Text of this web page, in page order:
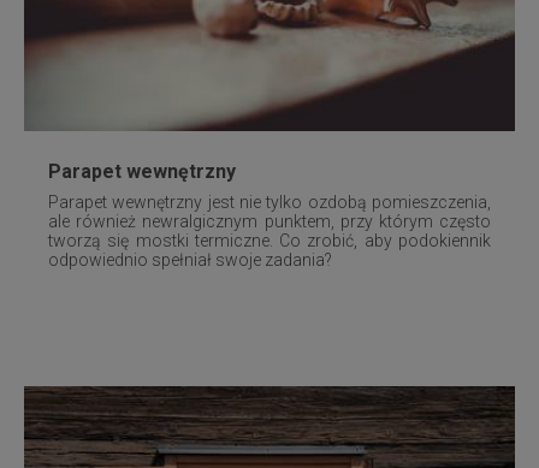
Parapet wewnętrzny
Parapet wewnętrzny jest nie tylko ozdobą pomieszczenia,
ale również newralgicznym punktem, przy którym często
tworzą się mostki termiczne. Co zrobić, aby podokiennik
odpowiednio spełniał swoje zadania?